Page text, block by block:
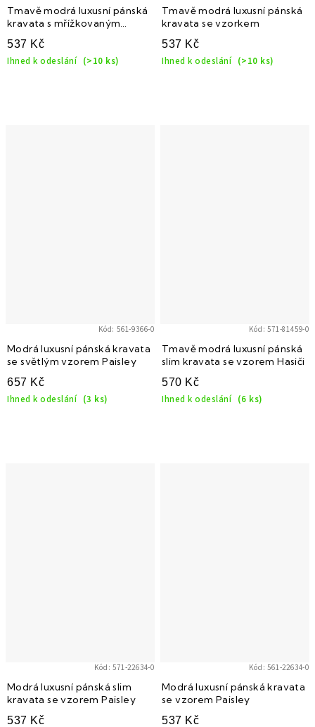
Tmavě modrá luxusní pánská
kravata s mřížkovaným
vzorem
537 Kč
Ihned k odeslání (>10 ks)
Tmavě modrá luxusní pánská
kravata se vzorkem
537 Kč
Ihned k odeslání (>10 ks)
Modrá luxusní pánská kravata
se světlým vzorem Paisley
657 Kč
Ihned k odeslání (3 ks)
Kód: 561-9366-0
Tmavě modrá luxusní pánská
slim kravata se vzorem Hasiči
570 Kč
Ihned k odeslání (6 ks)
Kód:571-81459-0
Modrá luxusní pánská slim
kravata se vzorem Paisley
537 Kč
Kód:571-22634-0
Modrá luxusní pánská kravata
se vzorem Paisley
537 Kč
Kód:561-22634-0